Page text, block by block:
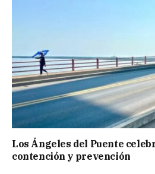
Los Ángeles del Puente
contención y prevención